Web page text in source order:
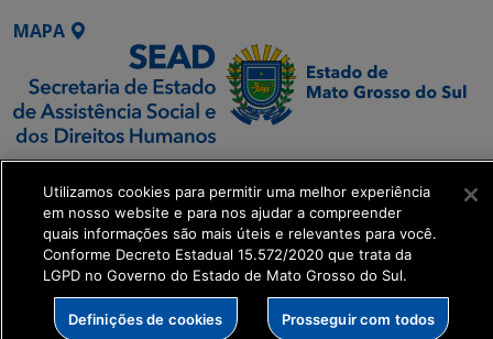
MAPA
Executiva de
Transformação Digital
get_footer();
Utilizamos cookies para permitir uma melhor experiência
em nosso website e para nos ajudar a compreender
quais informações são mais úteis e relevantes para você.
Conforme Decreto Estadual 15.572/2020 que trata da
LGPD no Governo do Estado de Mato Grosso do Sul.
Definições de cookies Prosseguir com todos